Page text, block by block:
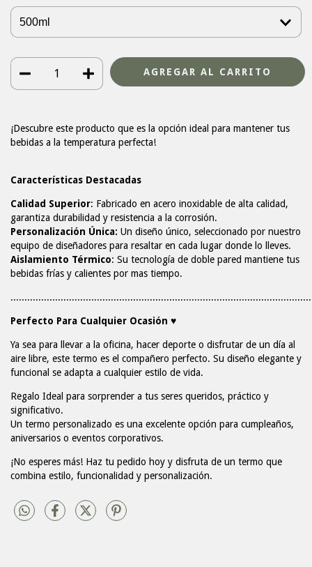
¡Descubre este producto que es la opción ideal para mantener tus
bebidas a la temperatura perfecta!
Características Destacadas
Calidad Superior: Fabricado en acero inoxidable de alta calidad,
garantiza durabilidad y resistencia a la corrosión.
Personalización Única: Un diseño único, seleccionado por nuestro
equipo de diseñadores para resaltar en cada lugar donde lo lleves.
Aislamiento Térmico: Su tecnología de doble pared mantiene tus
bebidas frías y calientes por mas tiempo.
Perfecto Para Cualquier Ocasión ♥
Ya sea para llevar a la oficina, hacer deporte o disfrutar de un día al
aire libre, este termo es el compañero perfecto. Su diseño elegante y
funcional se adapta a cualquier estilo de vida.
Regalo Ideal para sorprender a tus seres queridos, práctico y
significativo.
Un termo personalizado es una excelente opción para cumpleaños,
aniversarios o eventos corporativos.
¡No esperes más! Haz tu pedido hoy y disfruta de un termo que
combina estilo, funcionalidad y personalización.